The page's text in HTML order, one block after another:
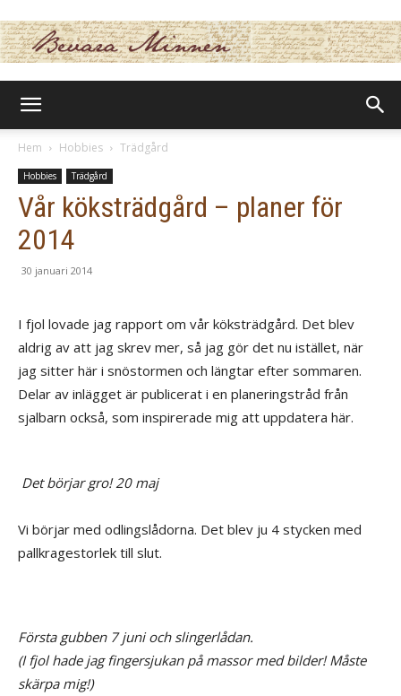
Hem Hobbies Trädgård
Hobbies Trädgård
Vår köksträdgård – planer för
2014
30 januari 2014
I fjol lovade jag rapport om vår köksträdgård. Det blev
aldrig av att jag skrev mer, så jag gör det nu istället, när
jag sitter här i snöstormen och längtar efter sommaren.
Delar av inlägget är publicerat i en planeringstråd från
sjalbarn också, som inspirerade mig att uppdatera här.
Det börjar gro! 20 maj
Vi börjar med odlingslådorna. Det blev ju 4 stycken med
pallkragestorlek till slut.
Första gubben 7 juni och slingerlådan.
(I fjol hade jag fingersjukan på massor med bilder! Måste
skärpa mig!)